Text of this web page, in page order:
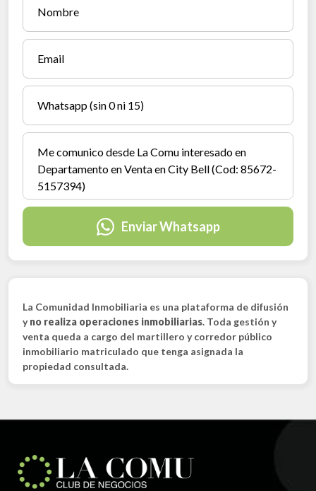
Enviar Whatsapp
La Comunidad Inmobiliaria es una plataforma de difusión
yno realiza operaciones inmobiliarias. Toda gestión y
venta queda a cargo del martillero y corredor público
inmobiliario matriculado que tenga asignada la
propiedad consultada.